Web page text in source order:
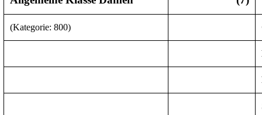
(Kategorie: 800)